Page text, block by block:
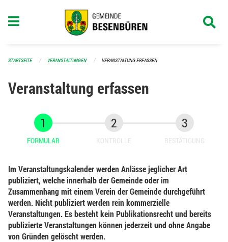
STARTSEITE VERANSTALTUNGEN VERANSTALTUNG ERFASSEN
Veranstaltung erfassen
FORMULAR KONTROLLE BESTÄTIGUNG
Im Veranstaltungskalender werden Anlässe jeglicher Art
publiziert, welche innerhalb der Gemeinde oder im
Zusammenhang mit einem Verein der Gemeinde durchgeführt
werden. Nicht publiziert werden rein kommerzielle
Veranstaltungen. Es besteht kein Publikationsrecht und bereits
publizierte Veranstaltungen können jederzeit und ohne Angabe
von Gründen gelöscht werden.